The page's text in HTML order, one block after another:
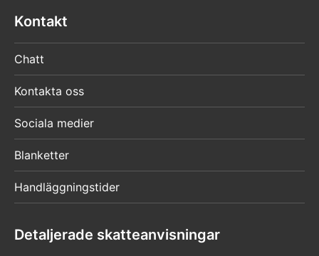
Kontakt
Chatt
Kontakta oss
Sociala medier
Blanketter
Handläggningstider
Detaljerade skatteanvisningar